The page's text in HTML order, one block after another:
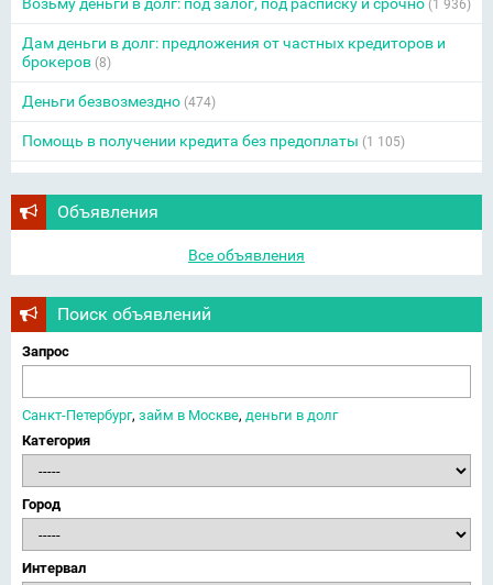
(1 936)
Дам деньги в долг: предложения от частных кредиторов и
брокеров (8)
Деньги безвозмездно (474)
Помощь в получении кредита без предоплаты (1 105)
Объявления
Все объявления
Поиск объявлений
Запрос
Санкт-Петербург, займ в Москве, деньги в долг
Категория
Город
Интервал